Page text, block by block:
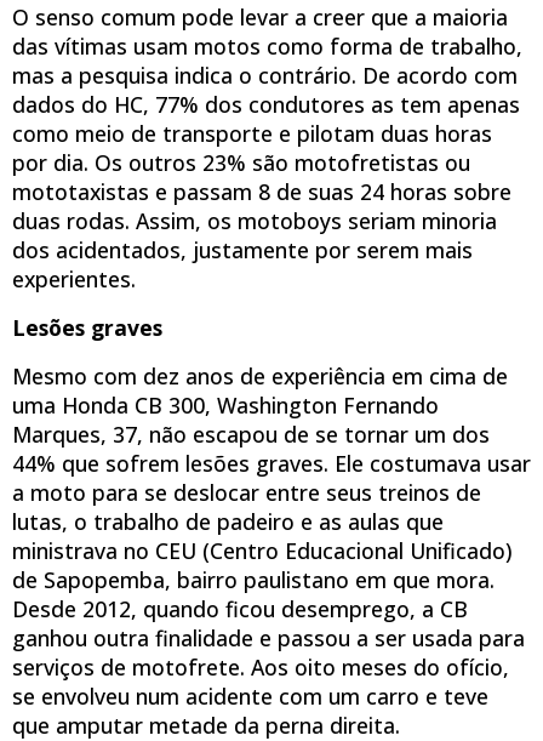
O senso comum pode levar a creer que a maioria
das vítimas usam motos como forma de trabalho,
mas a pesquisa indica o contrário. De acordo com
dados do HC, 77% dos condutores as tem apenas
como meio de transporte e pilotam duas horas
por dia. Os outros 23% são motofretistas ou
mototaxistas e passam 8 de suas 24 horas sobre
duas rodas. Assim, os motoboys seriam minoria
dos acidentados, justamente por serem mais
experientes.
Lesões graves
Mesmo com dez anos de experiência em cima de
uma Honda CB 300, Washington Fernando
Marques, 37, não escapou de se tornar um dos
44% que sofrem lesões graves. Ele costumava usar
a moto para se deslocar entre seus treinos de
lutas, o trabalho de padeiro e as aulas que
ministrava no CEU (Centro Educacional Unificado)
de Sapopemba, bairro paulistano em que mora.
Desde 2012, quando ficou desemprego, a CB
ganhou outra finalidade e passou a ser usada para
serviços de motofrete. Aos oito meses do ofício,
se envolveu num acidente com um carro e teve
que amputar metade da perna direita.